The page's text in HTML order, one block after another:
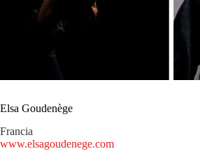
Elsa Goudenège
Francia
www.elsagoudenege.com